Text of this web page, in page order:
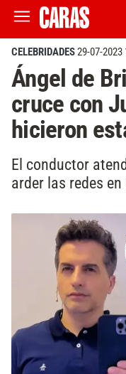
CELEBRIDADES29-07-2023
Ángel de
cruce con
hicieron
El conductor
arder las redes